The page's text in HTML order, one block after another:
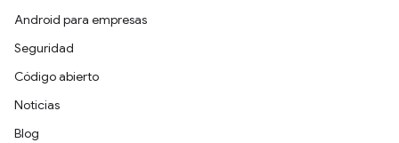
Android para empresas
Seguridad
Código abierto
Noticias
Blog